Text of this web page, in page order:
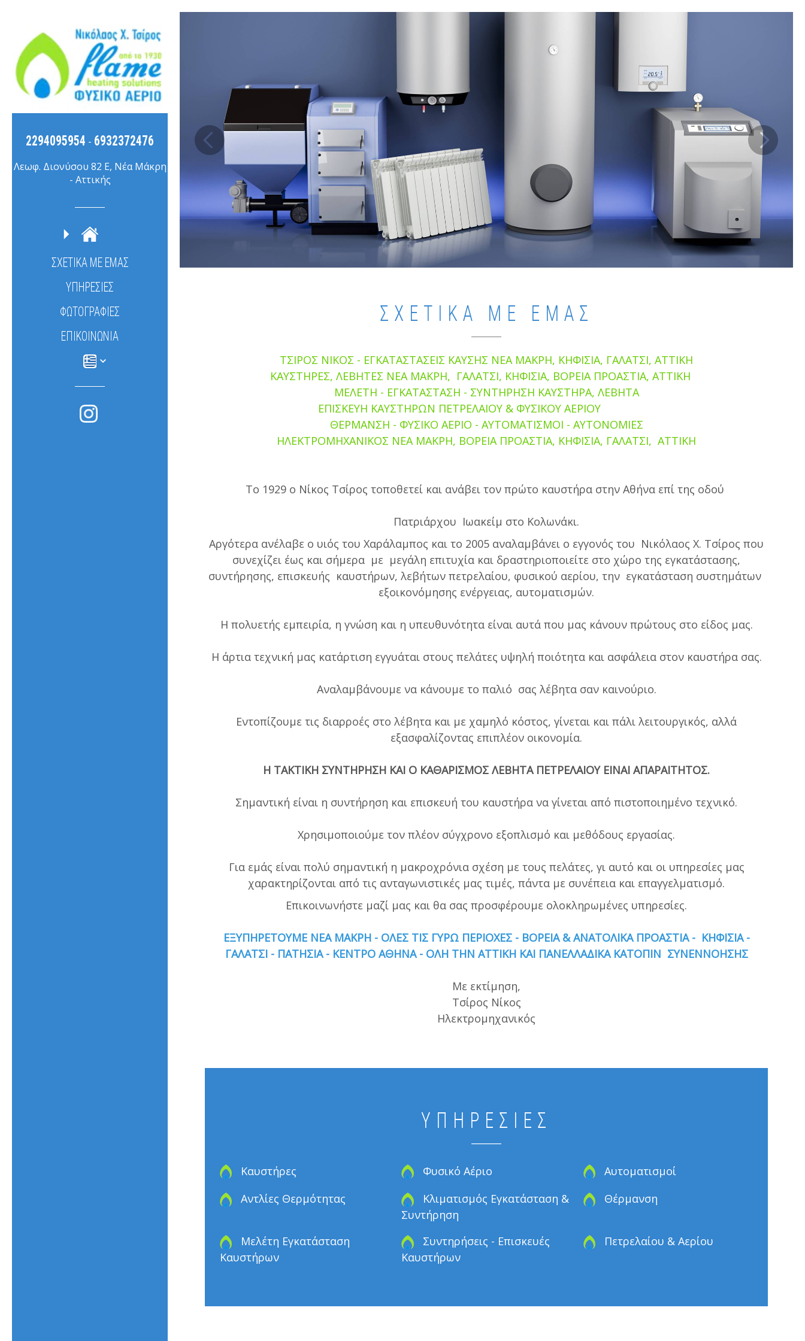
2294095954 - 6932372476
Λεωφ. Διονύσου 82 Ε, Νέα Μάκρη
- Αττικής
ΣΧΕΤΙΚΑ ΜΕ ΕΜΑΣ
ΥΠΗΡΕΣΙΕΣ
ΦΩΤΟΓΡΑΦΊΕΣ
ΕΠΙΚΟΙΝΩΝΊΑ
ΣΧΕΤΙΚΑ ΜΕ ΕΜΑΣ
ΤΣΙΡΟΣ ΝΙΚΟΣ - ΕΓΚΑΤΑΣΤΑΣΕΙΣ ΚΑΥΣΗΣ ΝΕΑ ΜΑΚΡΗ, ΚΗΦΙΣΙΑ, ΓΑΛΑΤΣΙ, ΑΤΤΙΚΗ
ΚΑΥΣΤΗΡΕΣ, ΛΕΒΗΤΕΣ ΝΕΑ ΜΑΚΡΗ, ΓΑΛΑΤΣΙ, ΚΗΦΙΣΙΑ, ΒΟΡΕΙΑ ΠΡΟΑΣΤΙΑ, ΑΤΤΙΚΗ
ΜΕΛΕΤΗ - ΕΓΚΑΤΑΣΤΑΣΗ - ΣΥΝΤΗΡΗΣΗ ΚΑΥΣΤΗΡΑ, ΛΕΒΗΤΑ
ΕΠΙΣΚΕΥΗ ΚΑΥΣΤΗΡΩΝ ΠΕΤΡΕΛΑΙΟΥ & ΦΥΣΙΚΟΥ ΑΕΡΙΟΥ
ΘΕΡΜΑΝΣΗ - ΦΥΣΙΚΟ ΑΕΡΙΟ - ΑΥΤΟΜΑΤΙΣΜΟΙ - ΑΥΤΟΝΟΜΙΕΣ
ΗΛΕΚΤΡΟΜΗΧΑΝΙΚΟΣ ΝΕΑ ΜΑΚΡΗ, ΒΟΡΕΙΑ ΠΡΟΑΣΤΙΑ, ΚΗΦΙΣΙΑ, ΓΑΛΑΤΣΙ, ΑΤΤΙΚΗ
Το 1929 ο Νίκος Τσίρος τοποθετεί και ανάβει τον πρώτο καυστήρα στην Αθήνα επί της οδού
Πατριάρχου Ιωακείμ στο Κολωνάκι.
Αργότερα ανέλαβε ο υιός του Χαράλαμπος και το 2005 αναλαμβάνει ο εγγονός του Νικόλαος X. Τσίρος που
συνεχίζει έως και σήμερα με μεγάλη επιτυχία και δραστηριοποιείτε στο χώρο της εγκατάστασης,
συντήρησης, επισκευής καυστήρων, λεβήτων πετρελαίου, φυσικού αερίου, την εγκατάσταση συστημάτων
εξοικονόμησης ενέργειας, αυτοματισμών.
Η πολυετής εμπειρία, η γνώση και η υπευθυνότητα είναι αυτά που μας κάνουν πρώτους στο είδος μας.
Η άρτια τεχνική μας κατάρτιση εγγυάται στους πελάτες υψηλή ποιότητα και ασφάλεια στον καυστήρα σας.
Αναλαμβάνουμε να κάνουμε το παλιό σας λέβητα σαν καινούριο.
Εντοπίζουμε τις διαρροές στο λέβητα και με χαμηλό κόστος, γίνεται και πάλι λειτουργικός, αλλά
εξασφαλίζοντας επιπλέον οικονομία.
Η ΤΑΚΤΙΚΗ ΣΥΝΤΗΡΗΣΗ ΚΑΙ Ο ΚΑΘΑΡΙΣΜΟΣ ΛΕΒΗΤΑ ΠΕΤΡΕΛΑΙΟΥ ΕΙΝΑΙ ΑΠΑΡΑΙΤΗΤΟΣ.
Σημαντική είναι η συντήρηση και επισκευή του καυστήρα να γίνεται από πιστοποιημένο τεχνικό.
Χρησιμοποιούμε τον πλέον σύγχρονο εξοπλισμό και μεθόδους εργασίας.
Για εμάς είναι πολύ σημαντική η μακροχρόνια σχέση με τους πελάτες, γι αυτό και οι υπηρεσίες μας
χαρακτηρίζονται από τις ανταγωνιστικές μας τιμές, πάντα με συνέπεια και επαγγελματισμό.
Επικοινωνήστε μαζί μας και θα σας προσφέρουμε ολοκληρωμένες υπηρεσίες.
ΕΞΥΠΗΡΕΤΟΥΜΕ ΝΕΑ ΜΑΚΡΗ - ΟΛΕΣ ΤΙΣ ΓΥΡΩ ΠΕΡΙΟΧΕΣ - ΒΟΡΕΙΑ & ΑΝΑΤΟΛΙΚΑ ΠΡΟΑΣΤΙΑ - ΚΗΦΙΣΙΑ -
ΓΑΛΑΤΣΙ - ΠΑΤΗΣΙΑ - ΚΕΝΤΡΟ ΑΘΗΝΑ - ΟΛΗ ΤΗΝ ΑΤΤΙΚΗ ΚΑΙ ΠΑΝΕΛΛΑΔΙΚΑ ΚΑΤΟΠΙΝ ΣΥΝΕΝΝΟΗΣΗΣ
Με εκτίμηση,
Τσίρος Νίκος
Ηλεκτρομηχανικός
ΥΠΗΡΕΣΙΕΣ
Καυστήρες Φυσικό Αέριο
Αυτοματισμοί
Αντλίες Θερμότητας
Κλιματισμός Εγκατάσταση &
Συντήρηση
Θέρμανση
Μελέτη Εγκατάσταση
Καυστήρων
Συντηρήσεις - Επισκευές
Καυστήρων
Πετρελαίου & Αερίου